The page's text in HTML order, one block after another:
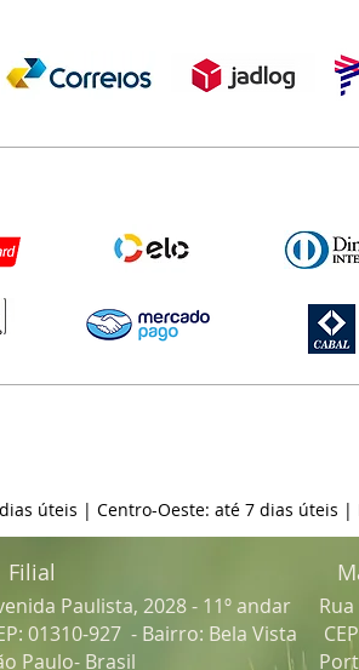
úteis | Centro-Oeste: até 7 dias úteis
Filial
Paulista, 2028 - 11º andar
01310-927 - Bairro: Bela Vista
Paulo- Brasil